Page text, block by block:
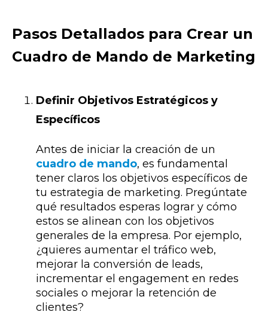
Pasos Detallados para Crear un
Cuadro de Mando de Marketing
Definir Objetivos Estratégicos y
Específicos
Antes de iniciar la creación de un
cuadro de mando, es fundamental
tener claros los objetivos específicos de
tu estrategia de marketing. Pregúntate
qué resultados esperas lograr y cómo
estos se alinean con los objetivos
generales de la empresa. Por ejemplo,
¿quieres aumentar el tráfico web,
mejorar la conversión de leads,
incrementar el engagement en redes
sociales o mejorar la retención de
clientes?